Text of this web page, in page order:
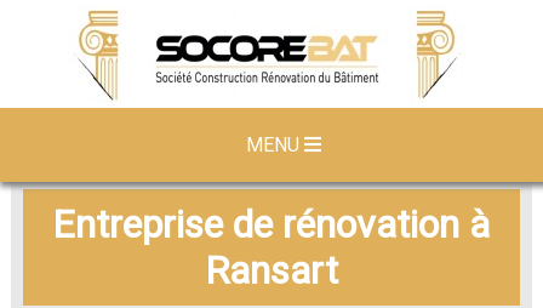
MENU
Entreprise de rénovation à
Ransart